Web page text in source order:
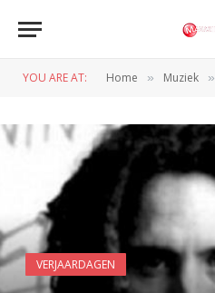
YOU ARE AT: Home » Muziek »
VERJAARDAGEN